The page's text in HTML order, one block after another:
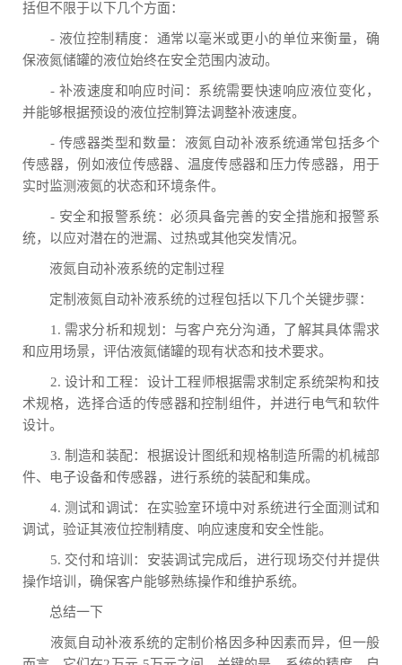
括但不限于以下几个方面：
- 液位控制精度：通常以毫米或更小的单位来衡量，确
保液氮储罐的液位始终在安全范围内波动。
- 补液速度和响应时间：系统需要快速响应液位变化，
并能够根据预设的液位控制算法调整补液速度。
- 传感器类型和数量：液氮自动补液系统通常包括多个
传感器，例如液位传感器、温度传感器和压力传感器，用于
实时监测液氮的状态和环境条件。
- 安全和报警系统：必须具备完善的安全措施和报警系
统，以应对潜在的泄漏、过热或其他突发情况。
液氮自动补液系统的定制过程
定制液氮自动补液系统的过程包括以下几个关键步骤：
1. 需求分析和规划：与客户充分沟通，了解其具体需求
和应用场景，评估液氮储罐的现有状态和技术要求。
2. 设计和工程：设计工程师根据需求制定系统架构和技
术规格，选择合适的传感器和控制组件，并进行电气和软件
设计。
3. 制造和装配：根据设计图纸和规格制造所需的机械部
件、电子设备和传感器，进行系统的装配和集成。
4. 测试和调试：在实验室环境中对系统进行全面测试和
调试，验证其液位控制精度、响应速度和安全性能。
5. 交付和培训：安装调试完成后，进行现场交付并提供
操作培训，确保客户能够熟练操作和维护系统。
总结一下
液氮自动补液系统的定制价格因多种因素而异，但一般